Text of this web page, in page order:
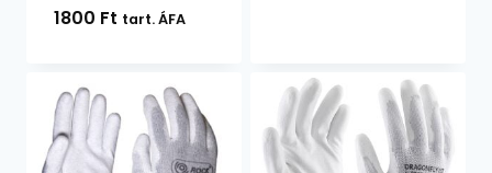
1800 Ft tart. ÁFA